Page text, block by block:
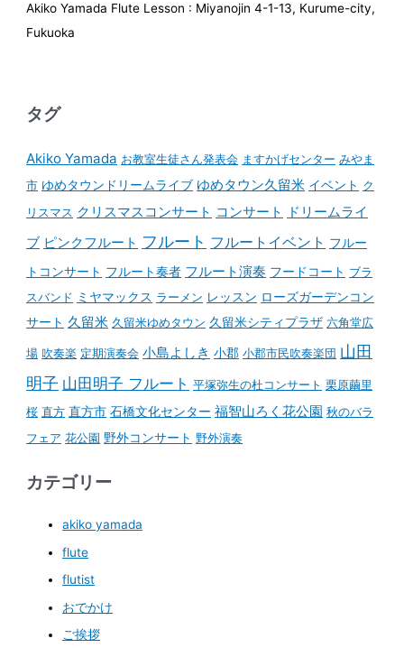
Akiko Yamada Flute Lesson : Miyanojin 4-1-13, Kurume-city,
Fukuoka
タグ
Akiko Yamada お教室生徒さん発表会 ますかげセンター みやま
市 ゆめタウンドリームライブ ゆめタウン久留米 イベント ク
リスマス クリスマスコンサート コンサート
ドリームライ
ブ ピンクフルート フルート フルートイベント フルー
トコンサート フルート奏者 フルート演奏 フードコート ブラ
スバンド ミヤマックス ラーメン レッスン ローズガーデンコン
サート 久留米 久留米ゆめタウン 久留米シティプラザ 六角堂広
場 吹奏楽 定期演奏会 小島よしき 小郡 小郡市民吹奏楽団 山田
明子 山田明子 フルート 平塚弥生の杜コンサート 栗原繭里
桜 直方 直方市 石橋文化センター 福智山ろく花公園 秋のバラ
フェア 花公園 野外コンサート 野外演奏
カテゴリー
akiko yamada
flute
flutist
おでかけ
ご挨拶